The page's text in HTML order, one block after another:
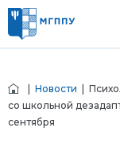
Новости |
со школьной
сентября